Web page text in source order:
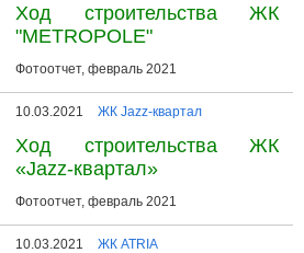
Ход строительства ЖК
"METROPOLE"
Фотоотчет, февраль 2021
10.03.2021 ЖК Jazz-квартал
Ход строительства ЖК
«Jazz-квартал»
Фотоотчет, февраль 2021
10.03.2021 ЖК ATRIA